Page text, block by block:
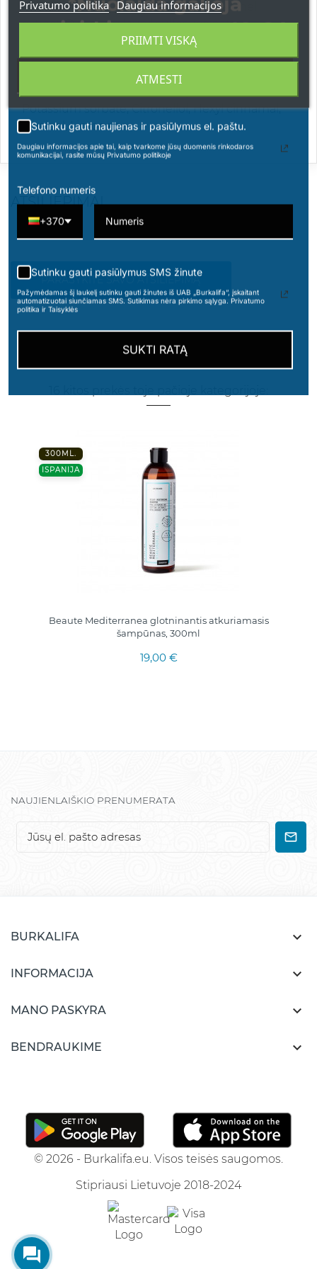
Sodium chloride, Avena sativa (Oat) kernel
extract, Disodium lauryl sulfosuccinate,
Polyquaternium-6, Glycerin, Polyquaternium-7,
Parfum, Lactic acid, Tetrasodium EDTA, Citric
acid, Methylchloroisothiazolinone, Sodium
Potassium sorbate, Citronellol, Hexyl cinnamal,
Linalool, Limonene.
ATSILIEPIMAI
PARAŠYKITE SAVO ATSILIEPIMĄ
300ML.
ISPANIJA
Beaute Mediterranea glotninantis atkuriamasis
šampūnas, 300ml
19,00 €
NAUJIENLAIŠKIO PRENUMERATA
BURKALIFA 
INFORMACIJA 
MANO PASKYRA 
BENDRAUKIME 
© 2026 - Burkalifa.eu. Visos teisės saugomos.
Stipriausi Lietuvoje 2018-2024
Privatumo politika Daugiau informacijos
ATMESTI
PRIIMTI VISKĄ
apsipirkimams nuo 49 € !
Sutinku gauti naujienas ir pasiūlymus el. paštu.
Daugiau informacijos apie tai, kaip tvarkome jūsų duomenis rinkodaros
komunikacijai, rasite mūsų Privatumo politikoje
Telefono numeris
+370
Sutinku gauti pasiūlymus SMS žinute
Pažymėdamas šį laukelį sutinku gauti žinutes iš UAB „Burkalifa“, įskaitant
automatizuotai siunčiamas SMS. Sutikimas nėra pirkimo sąlyga. Privatumo
politika ir Taisyklės
SUKTI RATĄ